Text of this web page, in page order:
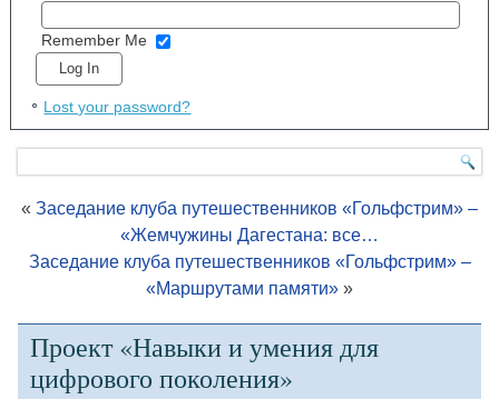
Remember Me
Lost your password?
« Заседание клуба путешественников «Гольфстрим» –
«Жемчужины Дагестана: все…
Заседание клуба путешественников «Гольфстрим» –
«Маршрутами памяти» »
Проект «Навыки и умения для
цифрового поколения»